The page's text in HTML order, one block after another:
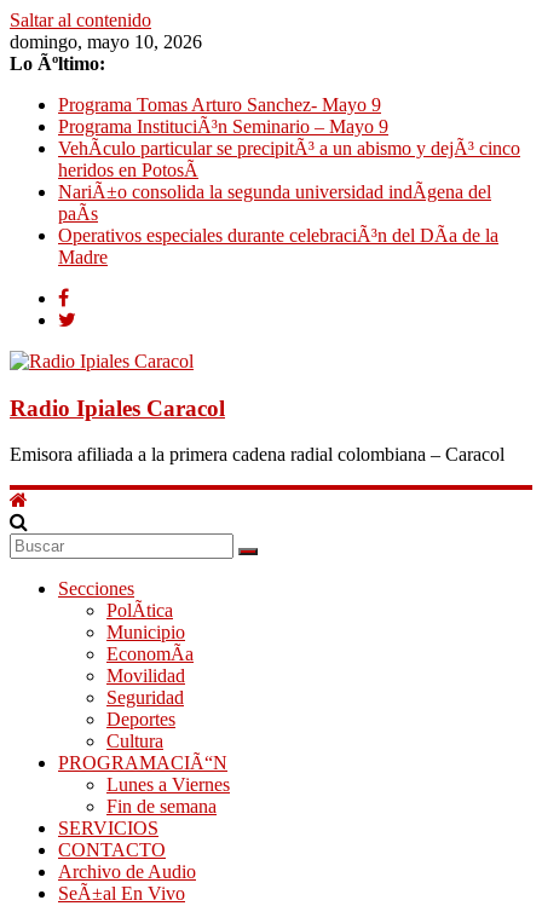
Saltar al contenido
domingo, mayo 10, 2026
Lo Ãºltimo:
Programa Tomas Arturo Sanchez- Mayo 9
Programa InstituciÃ³n Seminario – Mayo 9
VehÃ­culo particular se precipitÃ³ a un abismo y dejÃ³ cinco
heridos en PotosÃ­
NariÃ±o consolida la segunda universidad indÃ­gena del
paÃ­s
Operativos especiales durante celebraciÃ³n del DÃ­a de la
Madre
Radio Ipiales Caracol
Emisora afiliada a la primera cadena radial colombiana – Caracol
Secciones
PolÃ­tica
Municipio
EconomÃ­a
Movilidad
Seguridad
Deportes
Cultura
PROGRAMACIÃ“N
Lunes a Viernes
Fin de semana
SERVICIOS
CONTACTO
Archivo de Audio
SeÃ±al En Vivo